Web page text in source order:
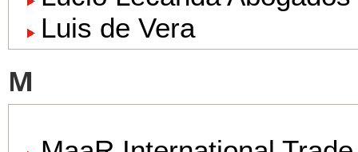
Luis de Vera
M